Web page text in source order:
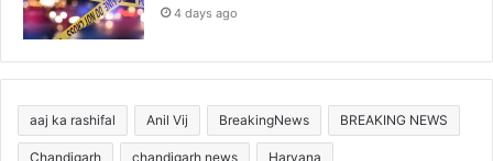
4 days ago
aaj ka rashifal Anil Vij BreakingNews BREAKING NEWS
Chandigarh chandigarh news Haryana